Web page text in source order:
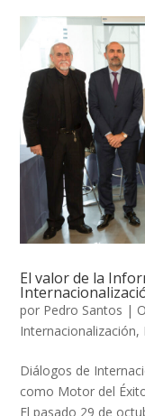
El valor de la
por Pedro Santos |
Internacionalización,
Diálogos de
como Motor del
El pasado 29 de